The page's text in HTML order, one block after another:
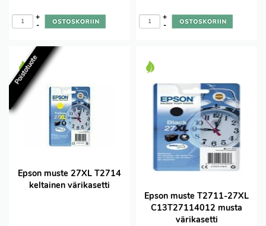
-
+
-
+
Poistotuote
Epson muste 27XL T2714
keltainen värikasetti
Epson muste T2711-27XL
C13T27114012 musta
värikasetti